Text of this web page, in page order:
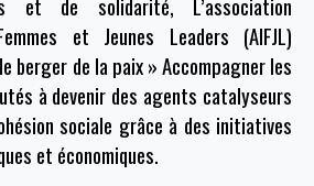
et de solidarité, L’association
et Jeunes Leaders (AIFJL)
berger de la paix » Accompagner les
à devenir des agents catalyseurs
sociale grâce à des initiatives
et économiques.